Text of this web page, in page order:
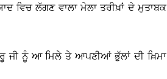
ਵਿਚ ਲੱਗਣ ਵਾਲਾ ਮੇਲਾ ਤਰੀਖ਼ਾਂ ਦੇ ਮੁਤਾਬਕ
ਜੀ ਨੂੰ ਆ ਮਿਲੇ ਤੇ ਆਪਣੀਆਂ ਭੁੱਲਾਂ ਦੀ ਖ਼ਿਮਾ